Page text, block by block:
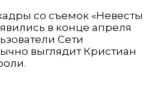
со съемок «Невесты
в конце апреля
Сети
выглядит Кристиан